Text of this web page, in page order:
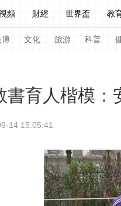
頻 財經 世界盃 教
央視快評 習式妙語 熱解讀
微視頻 主持人 下載
博 文化 旅游 科普
天天學習 習式妙語
熊貓頻道 VR/AR
新兵請入列 人生
書育人楷模：
14 15:05:41